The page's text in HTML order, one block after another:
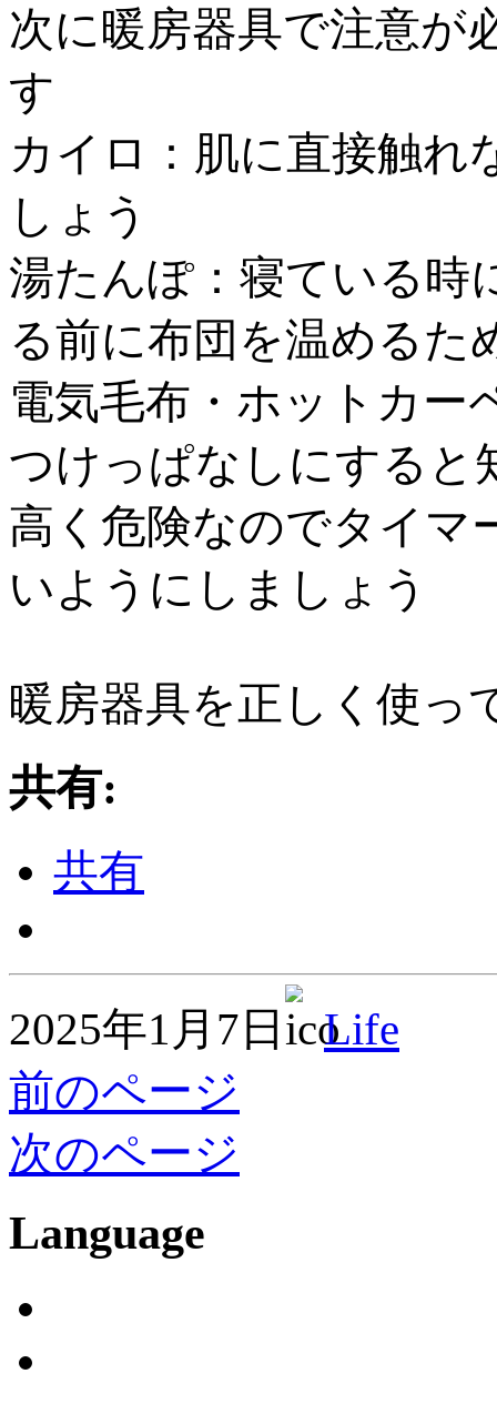
次に暖房器具で注意が
す
カイロ：肌に直接触れ
しょう
湯たんぽ：寝ている時
る前に布団を温めるた
電気毛布・ホットカー
つけっぱなしにすると
高く危険なのでタイマ
いようにしましょう
暖房器具を正しく使っ
共有:
共有
2025年1月7日
Life
前のページ
次のページ
Language